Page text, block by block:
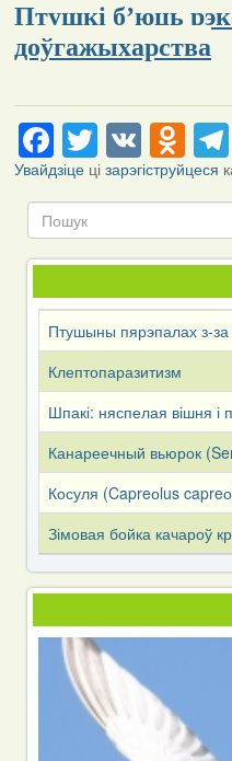
Птушкі б’юць
доўгажыхарства
Facebook
Twitter
VK
Увайдзіцеці зарэгіструйцеся
Птушыны пярэпалах з-
Клептопаразитизм
Шпакі: няспелая вішня і
Канареечный вьюрок
Косуля (Capreоlus
Зімовая бойка качароў